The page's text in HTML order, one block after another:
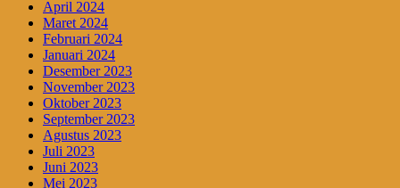
April 2024
Maret 2024
Februari 2024
Januari 2024
Desember 2023
November 2023
Oktober 2023
September 2023
Agustus 2023
Juli 2023
Juni 2023
Mei 2023